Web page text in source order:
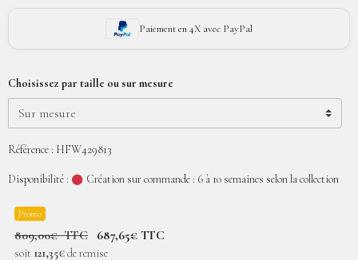
Paiement en 4X avec PayPal
Choisissez par taille ou sur mesure
Référence : HFW429813
Disponibilité : Création sur commande : 6 à 10 semaines selon la collection
Promo
809,00€ TTC 687,65€ TTC
soit 121,35€de remise